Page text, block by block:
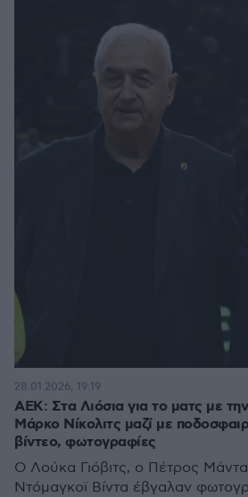
ΑΕΚ: Στα Λιόσια για το ματς με
Μάρκο Νίκολιτς μαζί με
βίντεο, φωτογραφίες
Ο Λούκα Γιόβιτς, ο Πέτρος
Ντόμαγκοϊ Βίντα έβγαλαν
28.01.2026, 19:19